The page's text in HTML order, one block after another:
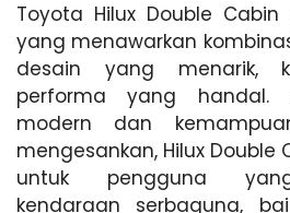
Toyota Hilux Double
yang menawarkan
desain yang menarik,
performa yang handal.
modern dan
mengesankan, Hilux
untuk pengguna
kendaraan serbaguna,